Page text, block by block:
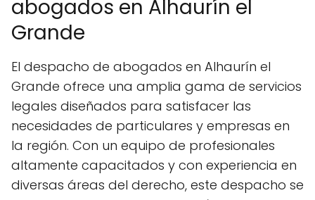
abogados en Alhaurín el
Grande
El despacho de abogados en Alhaurín el
Grande ofrece una amplia gama de servicios
legales diseñados para satisfacer las
necesidades de particulares y empresas en
la región. Con un equipo de profesionales
altamente capacitados y con experiencia en
diversas áreas del derecho, este despacho se